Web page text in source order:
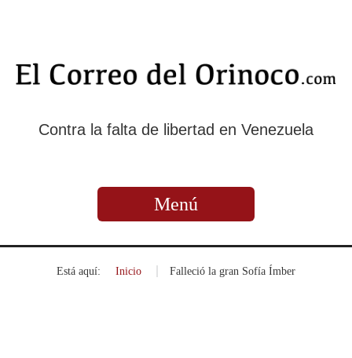
Contra la falta de libertad en Venezuela
Menú
Está aquí: Inicio Falleció la gran Sofía Ímber